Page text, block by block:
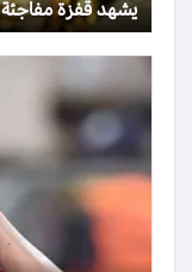
يشهد قفزة مفاجئة